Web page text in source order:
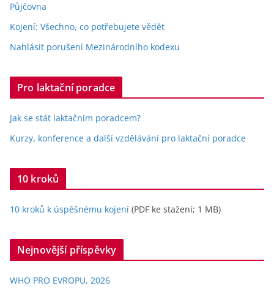
Půjčovna
Kojení: Všechno, co potřebujete vědět
Nahlásit porušení Mezinárodního kodexu
Pro laktační poradce
Jak se stát laktačním poradcem?
Kurzy, konference a další vzdělávání pro laktační poradce
10 kroků
10 kroků k úspěšnému kojení (PDF ke stažení; 1 MB)
Nejnovější příspěvky
WHO PRO EVROPU, 2026